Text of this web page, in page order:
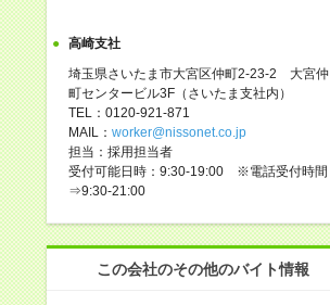
高崎支社
埼玉県さいたま市大宮区仲町2-23-2 大宮仲
町センタービル3F（さいたま支社内）
TEL：0120-921-871
MAIL： worker@nissonet.co.jp
担当：採用担当者
受付可能日時：9:30-19:00 ※電話受付時間
⇒9:30-21:00
この会社のその他のバイト情報